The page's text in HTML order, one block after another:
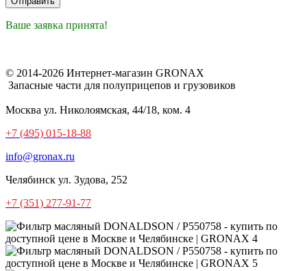
Ваше заявка принята!
© 2014-2026 Интернет-магазин GRONAX
Запасные части для полуприцепов и грузовиков
Москва ул. Николоямская, 44/18, ком. 4
+7 (495) 015-18-88
info@gronax.ru
Челябинск ул. Зудова, 252
+7 (351) 277-91-77